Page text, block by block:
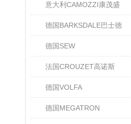
意大利CAMOZZI康茂盛
德国BARKSDALE巴士德
德国SEW
法国CROUZET高诺斯
德国VOLFA
德国MEGATRON